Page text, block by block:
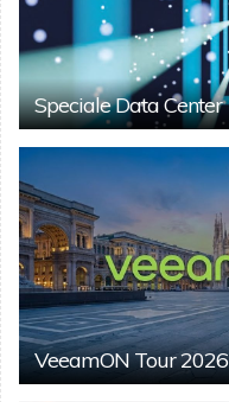
Speciale Data Center
VeeamON Tour 2026